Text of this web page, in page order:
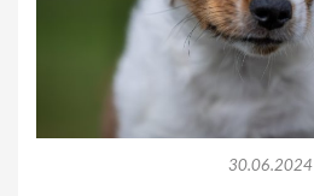
30.06.2024